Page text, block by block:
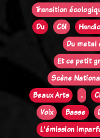
Transition
Du
C61
Du metal
Et ce petit
Scène
Beaux Arts
.
Voix
Basse
L'émission